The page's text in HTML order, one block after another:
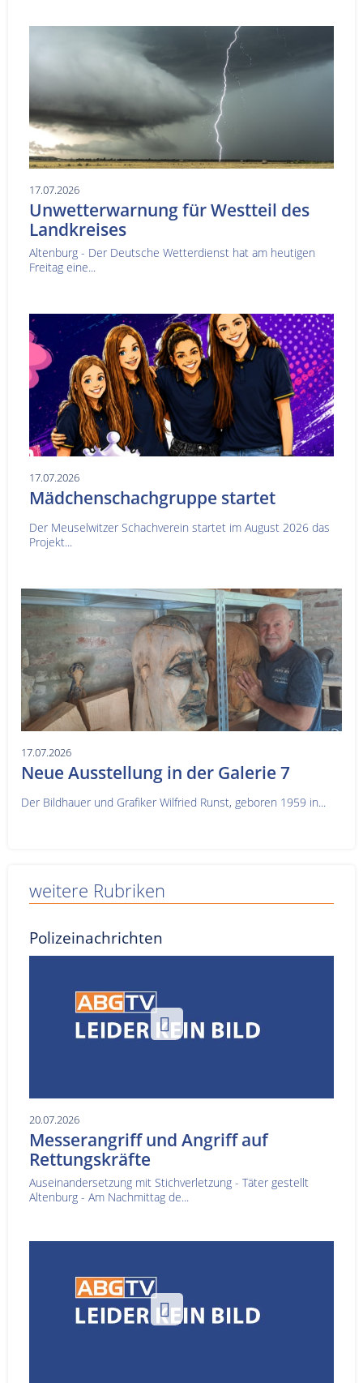
17.07.2026
Unwetterwarnung für Westteil des
Landkreises
Altenburg - Der Deutsche Wetterdienst hat am heutigen
Freitag eine...
17.07.2026
Mädchenschachgruppe startet
Der Meuselwitzer Schachverein startet im August 2026 das
Projekt...
17.07.2026
Neue Ausstellung in der Galerie 7
Der Bildhauer und Grafiker Wilfried Runst, geboren 1959 in...
weitere Rubriken
Polizeinachrichten
20.07.2026
Messerangriff und Angriff auf
Rettungskräfte
Auseinandersetzung mit Stichverletzung - Täter gestellt
Altenburg - Am Nachmittag de...